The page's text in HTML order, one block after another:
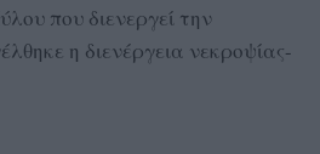
που διενεργεί την
η διενέργεια νεκροψίας-